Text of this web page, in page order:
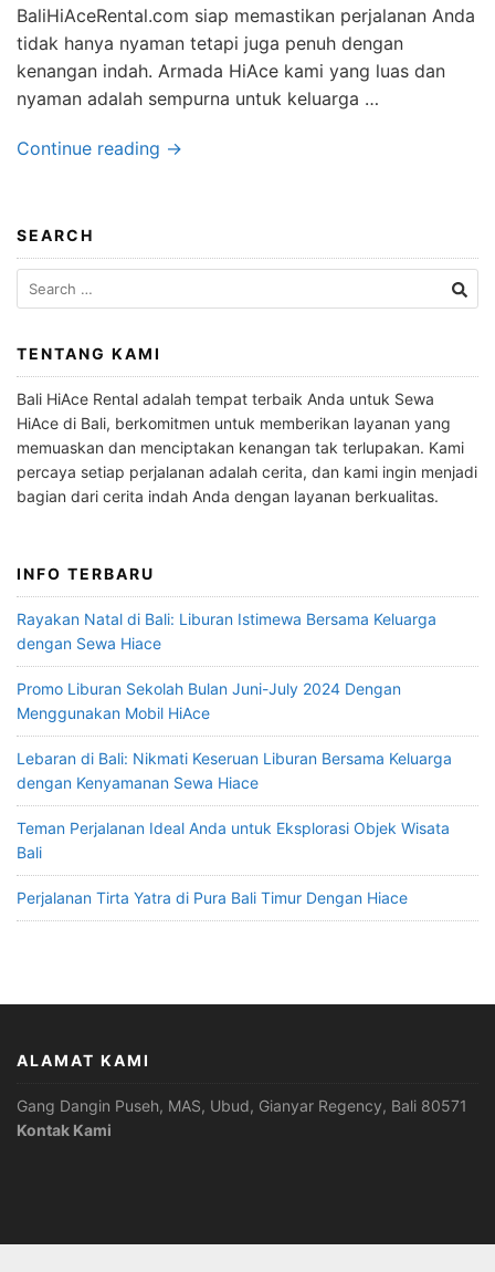
BaliHiAceRental.com siap memastikan perjalanan Anda
tidak hanya nyaman tetapi juga penuh dengan
kenangan indah. Armada HiAce kami yang luas dan
nyaman adalah sempurna untuk keluarga …
Continue reading →
SEARCH
Search
for:
TENTANG KAMI
Bali HiAce Rental adalah tempat terbaik Anda untuk Sewa
HiAce di Bali, berkomitmen untuk memberikan layanan yang
memuaskan dan menciptakan kenangan tak terlupakan. Kami
percaya setiap perjalanan adalah cerita, dan kami ingin menjadi
bagian dari cerita indah Anda dengan layanan berkualitas.
INFO TERBARU
Rayakan Natal di Bali: Liburan Istimewa Bersama Keluarga
dengan Sewa Hiace
Promo Liburan Sekolah Bulan Juni-July 2024 Dengan
Menggunakan Mobil HiAce
Lebaran di Bali: Nikmati Keseruan Liburan Bersama Keluarga
dengan Kenyamanan Sewa Hiace
Teman Perjalanan Ideal Anda untuk Eksplorasi Objek Wisata
Bali
Perjalanan Tirta Yatra di Pura Bali Timur Dengan Hiace
ALAMAT KAMI
Gang Dangin Puseh, MAS, Ubud, Gianyar Regency, Bali 80571
Kontak Kami